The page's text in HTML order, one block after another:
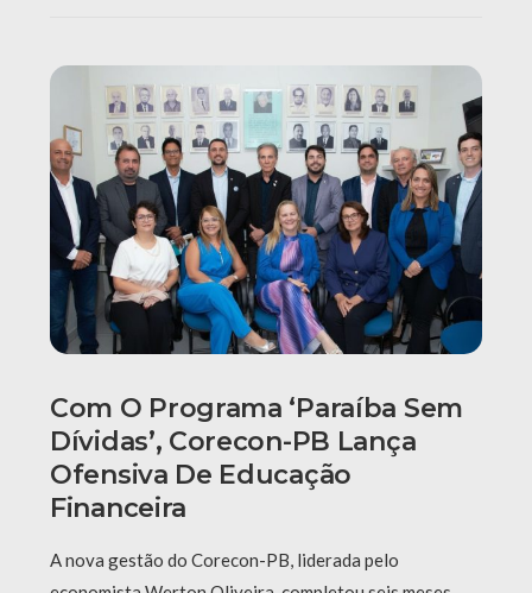
Com O Programa ‘Paraíba Sem
Dívidas’, Corecon-PB Lança
Ofensiva De Educação
Financeira
A nova gestão do Corecon-PB, liderada pelo